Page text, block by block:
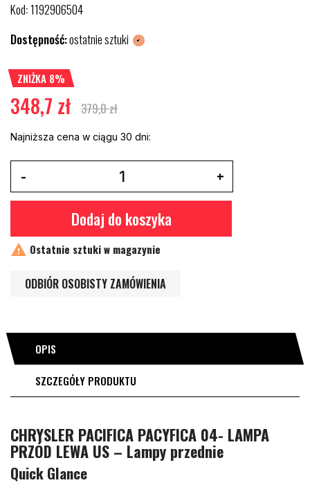
Kod:1192906504
Dostępność:ostatnie sztuki
ZNIŻKA 8%
348,7 zł 379,0 zł
Najniższa cena w ciągu 30 dni:
Dodaj do koszyka
 Ostatnie sztuki w magazynie
ODBIÓR OSOBISTY ZAMÓWIENIA
OPIS
SZCZEGÓŁY PRODUKTU
CHRYSLER PACIFICA PACYFICA 04- LAMPA
PRZÓD LEWA US – Lampy przednie
Quick Glance